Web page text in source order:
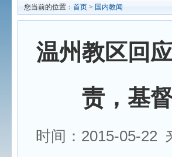
您当前的位置： 首页 > 国内教闻
温州教区回
责，基
时间：2015-05-22